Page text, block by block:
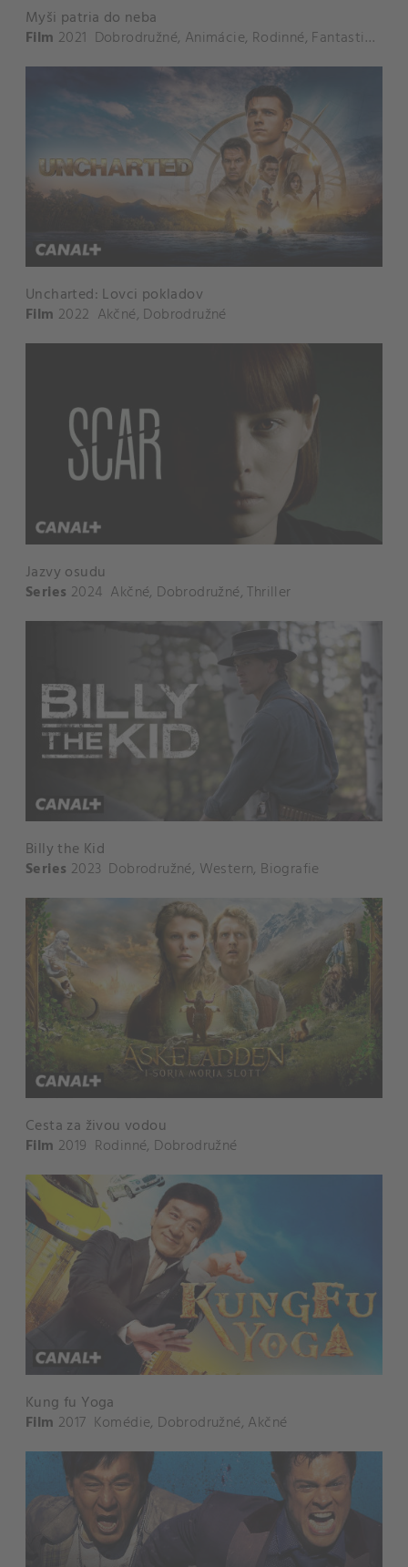
Myši patria do neba
Film 2021 Dobrodružné, Animácie, Rodinné, Fantastické
Uncharted: Lovci pokladov
Film 2022 Akčné, Dobrodružné
Jazvy osudu
Series 2024 Akčné, Dobrodružné,Thriller
Billy the Kid
Series 2023 Dobrodružné, Western, Biografie
Cesta za živou vodou
Film 2019 Rodinné, Dobrodružné
Kung fu Yoga
Film 2017 Komédie, Dobrodružné, Akčné